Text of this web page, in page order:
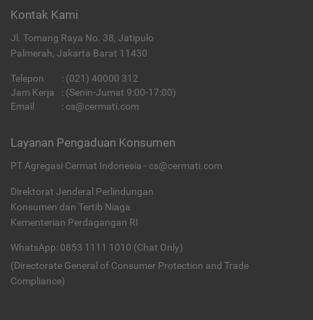
Kontak Kami
Jl. Tomang Raya No. 38, Jatipulo
Palmerah, Jakarta Barat 11430
Telepon : (021) 40000 312
Jam Kerja
: (Senin-Jumat 9:00-17:00)
Email
: cs@cermati.com
Layanan Pengaduan Konsumen
PT Agregasi Cermat Indonesia - cs@cermati.com
Direktorat Jenderal Perlindungan
Konsumen dan Tertib Niaga
Kementerian Perdagangan RI
WhatsApp: 0853 1111 1010 (Chat Only)
(Directorate General of Consumer Protection and Trade
Compliance)